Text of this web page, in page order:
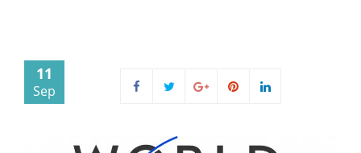
11
Sep